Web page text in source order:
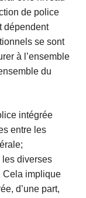
de police
dépendent
se sont
à l’ensemble
du
intégrée
entre les
les diverses
Cela implique
d’une part,